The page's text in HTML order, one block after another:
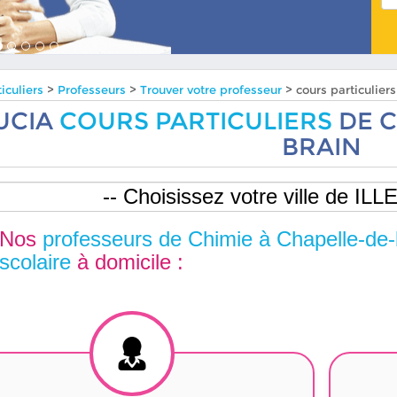
> Professeurs >Trouver votre professeur > cours
COURS PARTICULIERS DE
BRAIN
Nos professeurs de Chimie à Chapelle-
scolaire à domicile :